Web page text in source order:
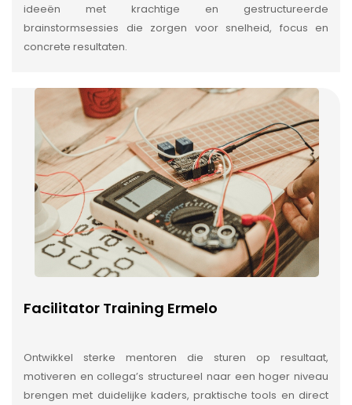
ideeën met krachtige en gestructureerde
brainstormsessies die zorgen voor snelheid, focus en
concrete resultaten.
Facilitator Training Ermelo
Ontwikkel sterke mentoren die sturen op resultaat,
motiveren en collega’s structureel naar een hoger niveau
brengen met duidelijke kaders, praktische tools en direct